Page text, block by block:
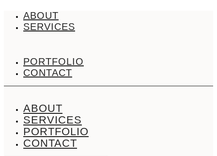
Inhalt
springen
ABOUT
SERVICES
PORTFOLIO
CONTACT
ABOUT
SERVICES
PORTFOLIO
CONTACT